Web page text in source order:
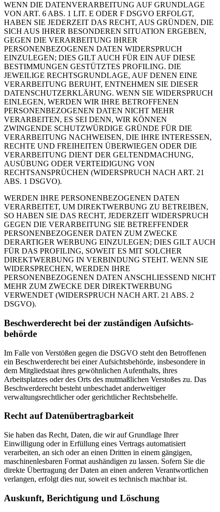
WENN DIE DATENVERARBEITUNG AUF GRUNDLAGE
VON ART. 6 ABS. 1 LIT. E ODER F DSGVO ERFOLGT,
HABEN SIE JEDERZEIT DAS RECHT, AUS GRÜNDEN, DIE
SICH AUS IHRER BESONDEREN SITUATION ERGEBEN,
GEGEN DIE VERARBEITUNG IHRER
PERSONENBEZOGENEN DATEN WIDERSPRUCH
EINZULEGEN; DIES GILT AUCH FÜR EIN AUF DIESE
BESTIMMUNGEN GESTÜTZTES PROFILING. DIE
JEWEILIGE RECHTSGRUNDLAGE, AUF DENEN EINE
VERARBEITUNG BERUHT, ENTNEHMEN SIE DIESER
DATENSCHUTZERKLÄRUNG. WENN SIE WIDERSPRUCH
EINLEGEN, WERDEN WIR IHRE BETROFFENEN
PERSONENBEZOGENEN DATEN NICHT MEHR
VERARBEITEN, ES SEI DENN, WIR KÖNNEN
ZWINGENDE SCHUTZWÜRDIGE GRÜNDE FÜR DIE
VERARBEITUNG NACHWEISEN, DIE IHRE INTERESSEN,
RECHTE UND FREIHEITEN ÜBERWIEGEN ODER DIE
VERARBEITUNG DIENT DER GELTENDMACHUNG,
AUSÜBUNG ODER VERTEIDIGUNG VON
RECHTSANSPRÜCHEN (WIDERSPRUCH NACH ART. 21
ABS. 1 DSGVO).
WERDEN IHRE PERSONENBEZOGENEN DATEN
VERARBEITET, UM DIREKTWERBUNG ZU BETREIBEN,
SO HABEN SIE DAS RECHT, JEDERZEIT WIDERSPRUCH
GEGEN DIE VERARBEITUNG SIE BETREFFENDER
PERSONENBEZOGENER DATEN ZUM ZWECKE
DERARTIGER WERBUNG EINZULEGEN; DIES GILT AUCH
FÜR DAS PROFILING, SOWEIT ES MIT SOLCHER
DIREKTWERBUNG IN VERBINDUNG STEHT. WENN SIE
WIDERSPRECHEN, WERDEN IHRE
PERSONENBEZOGENEN DATEN ANSCHLIESSEND NICHT
MEHR ZUM ZWECKE DER DIREKTWERBUNG
VERWENDET (WIDERSPRUCH NACH ART. 21 ABS. 2
DSGVO).
Beschwerde­recht bei der zuständigen Aufsichts­
behörde
Im Falle von Verstößen gegen die DSGVO steht den Betroffenen
ein Beschwerderecht bei einer Aufsichtsbehörde, insbesondere in
dem Mitgliedstaat ihres gewöhnlichen Aufenthalts, ihres
Arbeitsplatzes oder des Orts des mutmaßlichen Verstoßes zu. Das
Beschwerderecht besteht unbeschadet anderweitiger
verwaltungsrechtlicher oder gerichtlicher Rechtsbehelfe.
Recht auf Daten­übertrag­barkeit
Sie haben das Recht, Daten, die wir auf Grundlage Ihrer
Einwilligung oder in Erfüllung eines Vertrags automatisiert
verarbeiten, an sich oder an einen Dritten in einem gängigen,
maschinenlesbaren Format aushändigen zu lassen. Sofern Sie die
direkte Übertragung der Daten an einen anderen Verantwortlichen
verlangen, erfolgt dies nur, soweit es technisch machbar ist.
Auskunft, Berichtigung und Löschung